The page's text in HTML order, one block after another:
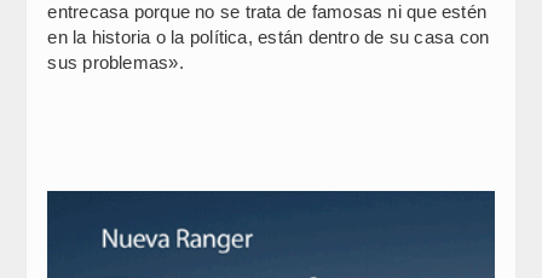
entrecasa porque no se trata de famosas ni que estén
en la historia o la política, están dentro de su casa con
sus problemas».